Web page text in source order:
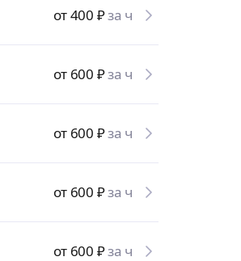
от 400 ₽за ч
от 600 ₽за ч
от 600 ₽за ч
от 600 ₽за ч
от 600 ₽за ч